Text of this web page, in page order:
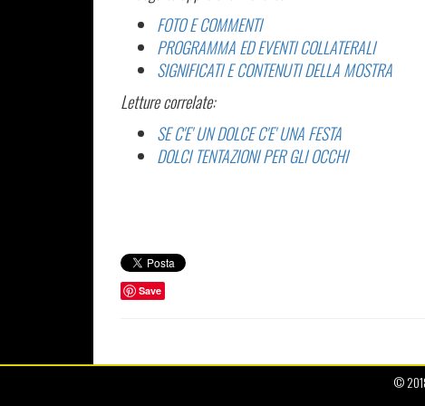
FOTO E COMMENTI
PROGRAMMA ED EVENTI COLLATERALI
SIGNIFICATI E CONTENUTI DELLA MOSTRA
Letture correlate:
SE C'E' UN DOLCE C'E' UNA FESTA
DOLCI TENTAZIONI PER GLI OCCHI
Save
©